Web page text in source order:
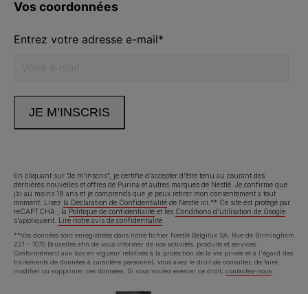
En cliquant sur "Je m'inscris", je certifie d'accepter d'être tenu au courant des
dernières nouvelles et offres de Purina et autres marques de Nestlé. Je confirme que
j’ai au moins 18 ans et je comprends que je peux retirer mon consentement à tout
moment. Lisez la Déclaration de Confidentialité de Nestlé ici.** Ce site est protégé par
reCAPTCHA ; la Politique de confidentialité et les Conditions d'utilisation de Google
s'appliquent.
Lire notre avis de confidentialité
**Vos données sont enregistrées dans notre fichier Nestlé Belgilux SA, Rue de Birmingham
221 – 1070 Bruxelles afin de vous informer de nos activités, produits et services.
Conformément aux lois en vigueur relatives à la protection de la vie privée et à l'égard des
traitements de données à caractère personnel, vous avez le droit de consulter, de faire
modifier ou supprimer ces données. Si vous voulez exercer ce droit, contactez-nous.
Neem contact met ons op
Appelez-nous:
facebook instagram
Déclaration d'accessibilité Conditions d’utilisation
Avis de confidentialité Cookies